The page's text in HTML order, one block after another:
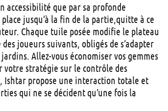
accessibilité que par sa profonde
jusqu’à la fin de la partie,quitte à ce
Chaque tuile posée modifie le plateau
joueurs suivants, obligés de s’adapter
Allez-vous économiser vos gemmes
stratégie sur le contrôle des
Ishtar propose une interaction totale et
qui ne se décident qu’une fois la